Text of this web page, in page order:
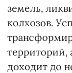
земель,
колхозов.
территорий,
доходит до